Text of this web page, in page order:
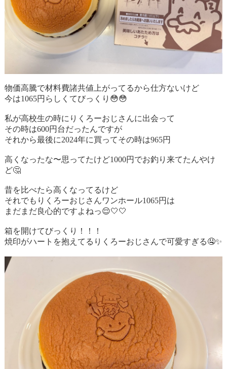
物価高騰で材料費諸共値上がってるから仕方ないけど
今は1065円らしくてびっくり 😳😳
私が高校生の時にりくろーおじさんに出会って
その時は600円台だったんですが
それから最後に2024年に買ってその時は965円
高くなったな〜思ってたけど1000円でお釣り来てたんやけ
ど🤔
昔を比べたら高くなってるけど
それでもりくろーおじさんワンホール1065円は
まだまだ良心的ですよねっ😌🤍🤍
箱を開けてびっくり！！！
焼印がハートを抱えてるりくろーおじさんで可愛すぎる🤤✨